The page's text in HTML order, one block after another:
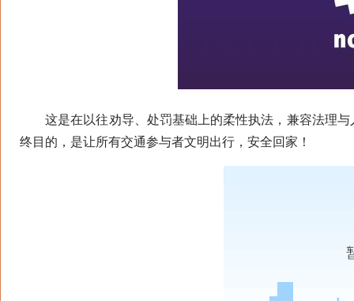
这是在以往劝导、处罚基础上的柔性执法，兼容法理与
终目的，是让所有交通参与者文明出行，安全回家！